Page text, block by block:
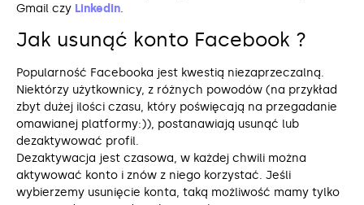
Gmail czy LinkedIn.
Jak usunąć konto Facebook ?
Popularność Facebooka jest kwestią niezaprzeczalną.
Niektórzy użytkownicy, z różnych powodów (na przykład
zbyt dużej ilości czasu, który poświęcają na przegadanie
omawianej platformy:)), postanawiają usunąć lub
dezaktywować profil.
Dezaktywacja jest czasowa, w każdej chwili można
aktywować konto i znów z niego korzystać. Jeśli
wybierzemy usunięcie konta, taką możliwość mamy tylko